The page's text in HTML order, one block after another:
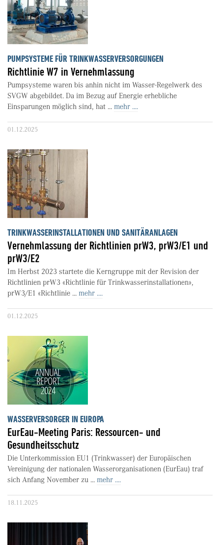
PUMPSYSTEME FÜR TRINKWASSERVERSORGUNGEN
Richtlinie W7 in Vernehmlassung
Pumpsysteme waren bis anhin nicht im Wasser-Regelwerk des
SVGW abgebildet. Da im Bezug auf Energie erhebliche
Einsparungen möglich sind, hat ... mehr ....
01.12.2025
TRINKWASSERINSTALLATIONEN UND SANITÄRANLAGEN
Vernehmlassung der Richtlinien prW3, prW3/E1 und
prW3/E2
Im Herbst 2023 startete die Kerngruppe mit der Revision der
Richtlinien prW3 «Richtlinie für Trinkwasserinstallationen»,
prW3/E1 «Richtlinie ... mehr ....
01.12.2025
WASSERVERSORGER IN EUROPA
EurEau-Meeting Paris: Ressourcen- und
Gesundheitsschutz
Die Unterkommission EU1 (Trinkwasser) der Europäischen
Vereinigung der nationalen Wasserorganisationen (EurEau) traf
sich Anfang November zu ... mehr ....
18.11.2025